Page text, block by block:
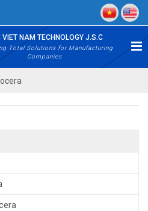
VIET NAM TECHNOLOGY J.S.C
Total Solutions for Manufacturing
Companies